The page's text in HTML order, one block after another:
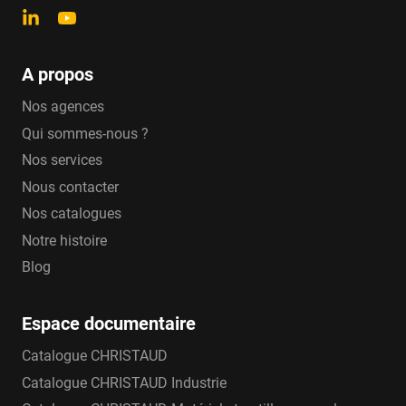
A propos
Nos agences
Qui sommes-nous ?
Nos services
Nous contacter
Nos catalogues
Notre histoire
Blog
Espace documentaire
Catalogue CHRISTAUD
Catalogue CHRISTAUD Industrie